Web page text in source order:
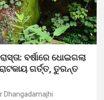
ବର୍ଷାରେ ଧୋଇଗଲା
ଗର୍ତ୍ତ, ତୁରନ୍ତ
Dhangadamajhi